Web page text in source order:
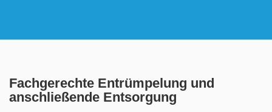
Fachgerechte Entrümpelung und
anschließende Entsorgung